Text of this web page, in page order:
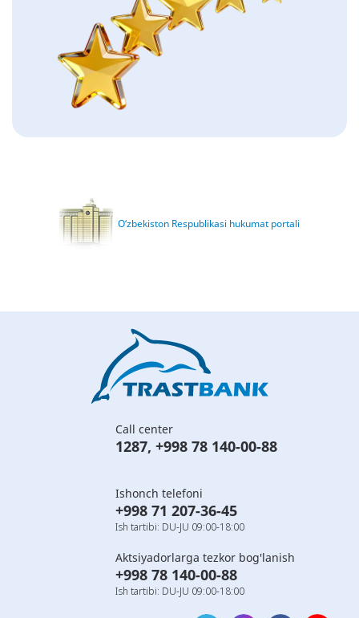
O‘zbekiston Respublikasi hukumat portali
Call center
1287, +998 78 140-00-88
Ishonch telefoni
+998 71 207-36-45
Ish tartibi: DU-JU 09:00-18:00
Aktsiyadorlarga tezkor bog'lanish
+998 78 140-00-88
Ish tartibi: DU-JU 09:00-18:00